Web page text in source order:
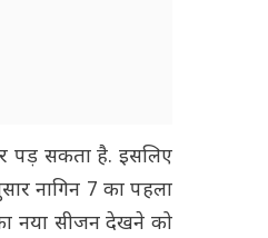
पड़ सकता है. इसलिए
नागिन 7 का पहला
नया सीजन देखने को